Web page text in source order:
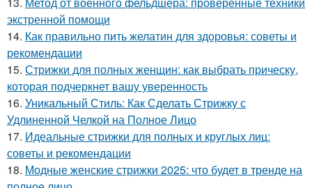
экстренной помощи
14. Как правильно пить желатин для здоровья: советы и
рекомендации
15. Стрижки для полных женщин: как выбрать прическу,
которая подчеркнет вашу уверенность
16. Уникальный Стиль: Как Сделать Стрижку с
Удлиненной Челкой на Полное Лицо
17. Идеальные стрижки для полных и круглых лиц:
советы и рекомендации
18. Модные женские стрижки 2025: что будет в тренде на